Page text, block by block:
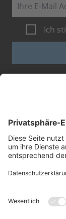
Ich
Dieses Formular
TOP
24568
Fax +49 41 91/